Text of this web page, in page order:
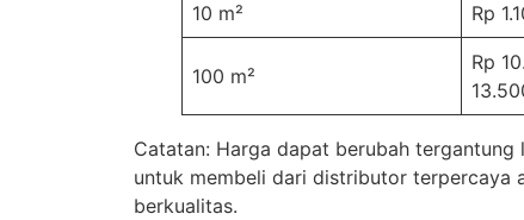
10 m² Rp
100 m²
Rp
Catatan: Harga dapat berubah tergantung
untuk membeli dari distributor terpercaya
berkualitas.